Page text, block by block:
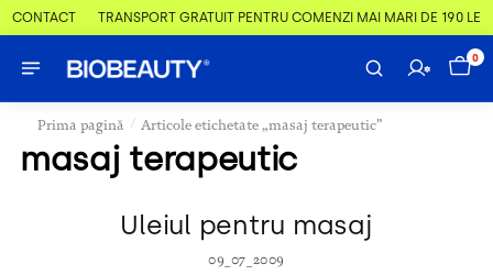
CONTACT TRANSPORT GRATUIT PENTRU COMENZI MAI MARI DE 190 LEI
0
Prima pagină / Articole etichetate „masaj terapeutic”
masaj terapeutic
Uleiul pentru masaj
09_07_2009